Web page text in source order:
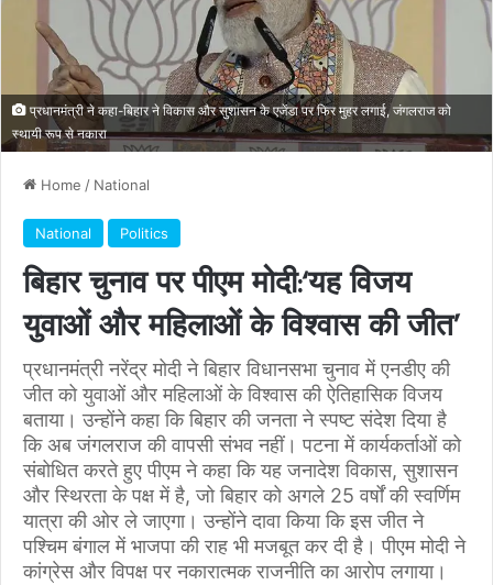
प्रधानमंत्री ने कहा-बिहार ने विकास और सुशासन के एजेंडा पर फिर मुहर लगाई, जंगलराज को
स्थायी रूप से नकारा
Home / National
National Politics
बिहार चुनाव पर पीएम मोदी:‘यह विजय
युवाओं और महिलाओं के विश्वास की जीत’
प्रधानमंत्री नरेंद्र मोदी ने बिहार विधानसभा चुनाव में एनडीए की
जीत को युवाओं और महिलाओं के विश्वास की ऐतिहासिक विजय
बताया। उन्होंने कहा कि बिहार की जनता ने स्पष्ट संदेश दिया है
कि अब जंगलराज की वापसी संभव नहीं। पटना में कार्यकर्ताओं को
संबोधित करते हुए पीएम ने कहा कि यह जनादेश विकास, सुशासन
और स्थिरता के पक्ष में है, जो बिहार को अगले 25 वर्षों की स्वर्णिम
यात्रा की ओर ले जाएगा। उन्होंने दावा किया कि इस जीत ने
पश्चिम बंगाल में भाजपा की राह भी मजबूत कर दी है। पीएम मोदी ने
कांग्रेस और विपक्ष पर नकारात्मक राजनीति का आरोप लगाया।